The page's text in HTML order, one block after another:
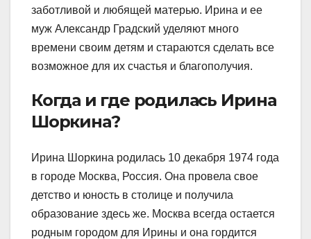
заботливой и любящей матерью. Ирина и ее
муж Александр Градский уделяют много
времени своим детям и стараются сделать все
возможное для их счастья и благополучия.
Когда и где родилась Ирина
Шоркина?
Ирина Шоркина родилась 10 декабря 1974 года
в городе Москва, Россия. Она провела свое
детство и юность в столице и получила
образование здесь же. Москва всегда остается
родным городом для Ирины и она гордится